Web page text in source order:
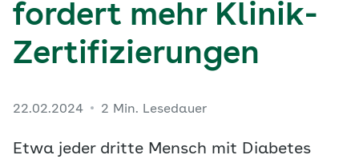
fordert mehr Klinik-
Zertifizierungen
22.02.2024 2 Min. Lesedauer
Etwa jeder dritte Mensch mit Diabetes